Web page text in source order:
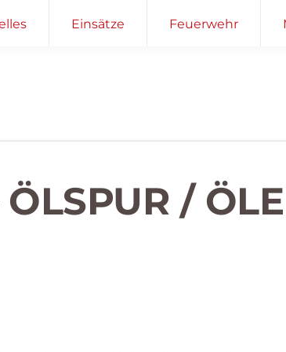
Einsätze Feuerwehr
ÖLSPUR /